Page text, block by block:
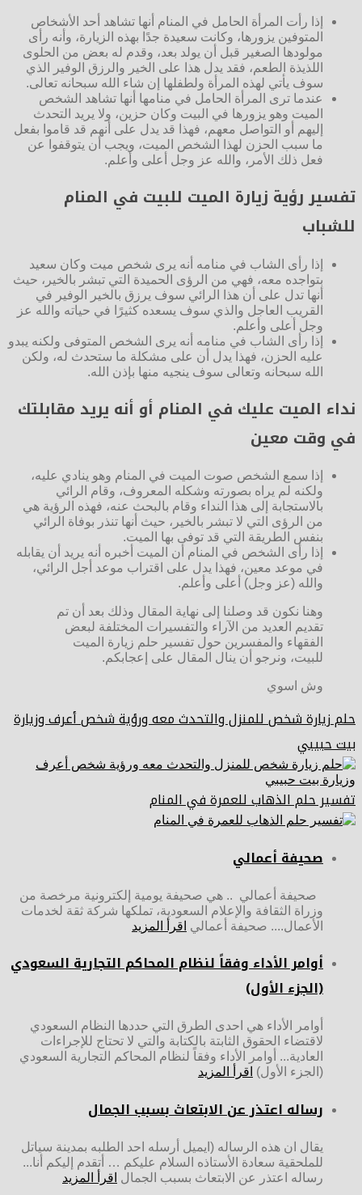
إذا رأت المرأة الحامل في المنام أنها تشاهد أحد الأشخاص
المتوفين يزورها، وكانت سعيدة جدًا بهذه الزيارة، وأنه رأى
مولودها الصغير قبل أن يولد بعد، وقدم له بعض من الحلوى
اللذيذة الطعم، فقد يدل هذا على الخير والرزق الوفير الذي
سوف يأتي لهذه المرأة ولطفلها إن شاء الله سبحانه تعالى.
عندما ترى المرأة الحامل في منامها أنها تشاهد الشخص
الميت وهو يزورها في البيت وكان حزين، ولا يريد التحدث
إليهم أو التواصل معهم، فهذا قد يدل على أنهم قد قاموا بفعل
ما سبب الحزن لهذا الشخص الميت، ويجب أن يتوقفوا عن
فعل ذلك الأمر، والله عز وجل أعلى وأعلم.
تفسير رؤية زيارة الميت للبيت في المنام
للشباب
إذا رأى الشاب في منامه أنه يرى شخص ميت وكان سعيد
بتواجده معه، فهي من الرؤى الحميدة التي تبشر بالخير، حيث
أنها تدل على أن هذا الرائي سوف يرزق بالخير الوفير في
القريب العاجل والذي سوف يسعده كثيرًا في حياته والله عز
وجل أعلى وأعلم.
إذا رأى الشاب في منامه أنه يرى الشخص المتوفى ولكنه يبدو
عليه الحزن، فهذا يدل أن على مشكلة ما ستحدث له، ولكن
الله سبحانه وتعالى سوف ينجيه منها بإذن الله.
نداء الميت عليك في المنام أو أنه يريد مقابلتك
في وقت معين
إذا سمع الشخص صوت الميت في المنام وهو ينادي عليه،
ولكنه لم يراه بصورته وشكله المعروف، وقام الرائي
بالاستجابة إلى هذا النداء وقام بالبحث عنه، فهذه الرؤية هي
من الرؤى التي لا تبشر بالخير، حيث أنها تنذر بوفاة الرائي
بنفس الطريقة التي قد توفى بها الميت.
إذا رأى الشخص في المنام أن الميت أخبره أنه يريد أن يقابله
في موعد معين، فهذا يدل على اقتراب موعد أجل الرائي،
والله (عز وجل) أعلى وأعلم.
وهنا نكون قد وصلنا إلى نهاية المقال وذلك بعد أن تم
تقديم العديد من الآراء والتفسيرات المختلفة لبعض
الفقهاء والمفسرين حول تفسير حلم زيارة الميت
للبيت، ونرجو أن ينال المقال على إعجابكم.
وش اسوي
حلم زيارة شخص للمنزل والتحدث معه ورؤية شخص أعرف وزيارة
بيت حبيبي
تفسير حلم الذهاب للعمرة في المنام
صحيفة أعمالي
صحيفة أعمالي .. هي صحيفة يومية إلكترونية مرخصة من
وزراة الثقافة والإعلام السعودية، تملكها شركة ثقة لخدمات
الأعمال.... صحيفة أعمالي اقرأ المزيد
أوامر الأداء وفقاً لنظام المحاكم التجارية السعودي
(الجزء الأول)
أوامر الأداء هي احدى الطرق التي حددها النظام السعودي
لاقتضاء الحقوق الثابتة بالكتابة والتي لا تحتاج للإجراءات
العادية... أوامر الأداء وفقاً لنظام المحاكم التجارية السعودي
(الجزء الأول) اقرأ المزيد
رساله اعتذر عن الابتعاث بسبب الجمال
يقال ان هذه الرساله (ايميل أرسله احد الطلبه بمدينة سياتل
للملحقية سعادة الأستاذه السلام عليكم … أتقدم إليكم أنا...
رساله اعتذر عن الابتعاث بسبب الجمال اقرأ المزيد